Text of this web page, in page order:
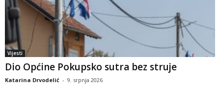
Vijesti
Dio Općine Pokupsko sutra bez struje
Katarina Drvodelić - 9. srpnja 2026